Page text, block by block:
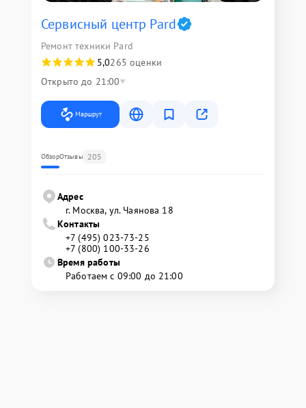
Сервисный центр Pard
Ремонт техники Pard
5,0265 оценки
Открыто до 21:00
Маршрут
ОбзорОтзывы 205
Адрес
г. Москва, ул. Чаянова 18
Контакты
+7 (495) 023-73-25
+7 (800) 100-33-26
Время работы
Работаем с 09:00 до 21:00